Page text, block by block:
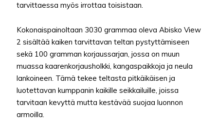
tarvittaessa myös irrottaa toisistaan.
Kokonaispainoltaan 3030 grammaa oleva Abisko View
2 sisältää kaiken tarvittavan teltan pystyttämiseen
sekä 100 gramman korjaussarjan, jossa on muun
muassa kaarenkorjausholkki, kangaspaikkoja ja neula
lankoineen. Tämä tekee teltasta pitkäikäisen ja
luotettavan kumppanin kaikille seikkailuille, joissa
tarvitaan kevyttä mutta kestävää suojaa luonnon
armoilla.